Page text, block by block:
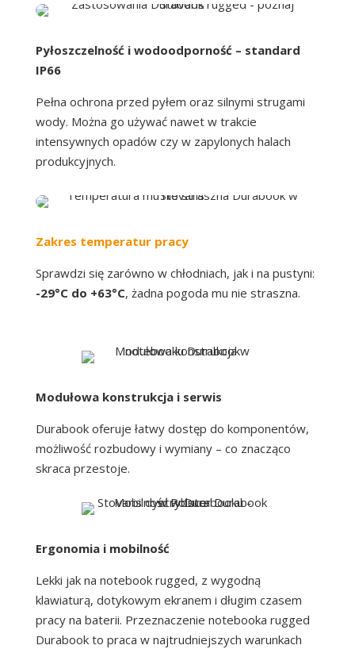
Pyłoszczelność i wodoodporność – standard
IP66
Pełna ochrona przed pyłem oraz silnymi strugami
wody. Można go używać nawet w trakcie
intensywnych opadów czy w zapylonych halach
produkcyjnych.
Zakres temperatur pracy
Sprawdzi się zarówno w chłodniach, jak i na pustyni:
-29°C do +63°C, żadna pogoda mu nie straszna.
Modułowa konstrukcja i serwis
Durabook oferuje łatwy dostęp do komponentów,
możliwość rozbudowy i wymiany – co znacząco
skraca przestoje.
Ergonomia i mobilność
Lekki jak na notebook rugged, z wygodną
klawiaturą, dotykowym ekranem i długim czasem
pracy na baterii. Przeznaczenie notebooka rugged
Durabook to praca w najtrudniejszych warunkach